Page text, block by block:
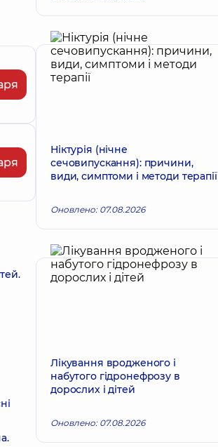
Ніктурія (нічне
сечовипускання): причини,
види, симптоми і методи терапії
Оновлено: 07.08.2026
Лікування вродженого і
набутого гідронефрозу в
дорослих і дітей
Оновлено: 07.08.2026